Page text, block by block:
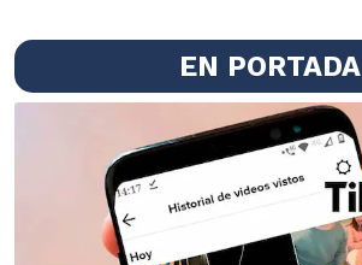
EN PORTADA